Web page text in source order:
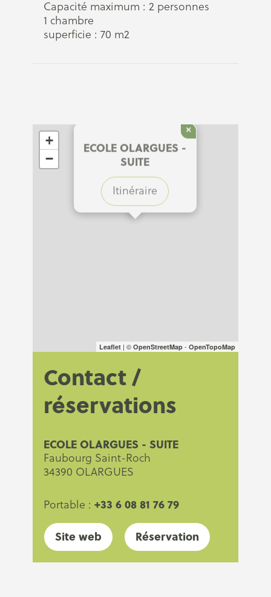
Capacité maximum : 2 personnes
1 chambre
superficie : 70 m2
ECOLE OLARGUES -
SUITE
Itinéraire
×
+
−
Leaflet | © OpenStreetMap - OpenTopoMap
Contact /
réservations
ECOLE OLARGUES - SUITE
Faubourg Saint-Roch
34390 OLARGUES
Portable : +33 6 08 81 76 79
Site web
Réservation